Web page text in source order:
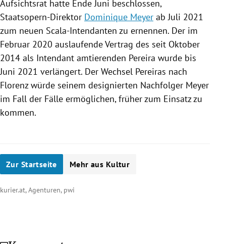
Aufsichtsrat hatte Ende Juni beschlossen,
Staatsopern-Direktor Dominique Meyer ab Juli 2021
zum neuen Scala-Intendanten zu ernennen. Der im
Februar 2020 auslaufende Vertrag des seit Oktober
2014 als Intendant amtierenden Pereira wurde bis
Juni 2021 verlängert. Der Wechsel Pereiras nach
Florenzwürde seinem designierten Nachfolger Meyer
im Fall der Fälle ermöglichen, früher zum Einsatz zu
kommen.
Zur Startseite Mehr aus Kultur
kurier.at, Agenturen, pwi